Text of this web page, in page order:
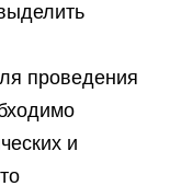
проведения
и